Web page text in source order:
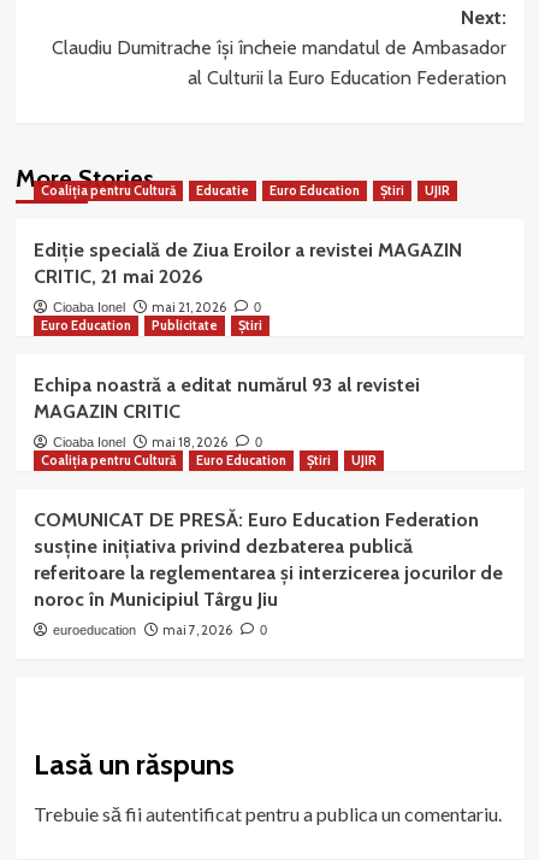
Next:
Claudiu Dumitrache își încheie mandatul de Ambasador
al Culturii la Euro Education Federation
More Stories
Coaliția pentru Cultură Educatie Euro Education Știri UJIR
Ediție specială de Ziua Eroilor a revistei MAGAZIN
CRITIC, 21 mai 2026
Cioaba Ionel mai 21, 2026 0
Euro Education Publicitate Știri
Echipa noastră a editat numărul 93 al revistei
MAGAZIN CRITIC
Cioaba Ionel mai 18, 2026 0
Coaliția pentru Cultură Euro Education Știri UJIR
COMUNICAT DE PRESĂ: Euro Education Federation
susține inițiativa privind dezbaterea publică
referitoare la reglementarea și interzicerea jocurilor de
noroc în Municipiul Târgu Jiu
euroeducation mai 7, 2026 0
Lasă un răspuns
Trebuie să fiiautentificatpentru a publica un comentariu.